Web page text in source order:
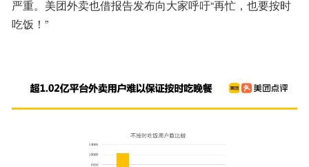
严重。美团外卖也借报告发布向大家呼吁“再忙，也要按时
吃饭！”